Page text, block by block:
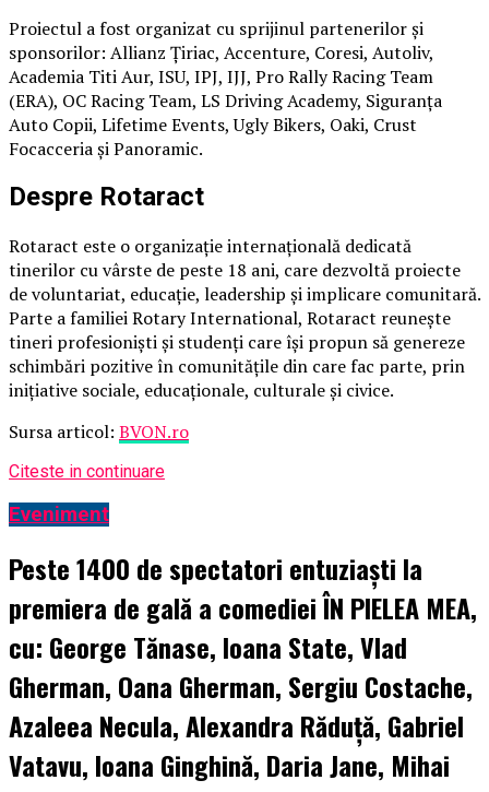
Proiectul a fost organizat cu sprijinul partenerilor și
sponsorilor: Allianz Țiriac, Accenture, Coresi, Autoliv,
Academia Titi Aur, ISU, IPJ, IJJ, Pro Rally Racing Team
(ERA), OC Racing Team, LS Driving Academy, Siguranța
Auto Copii, Lifetime Events, Ugly Bikers, Oaki, Crust
Focacceria și Panoramic.
Despre Rotaract
Rotaract este o organizație internațională dedicată
tinerilor cu vârste de peste 18 ani, care dezvoltă proiecte
de voluntariat, educație, leadership și implicare comunitară.
Parte a familiei Rotary International, Rotaract reunește
tineri profesioniști și studenți care își propun să genereze
schimbări pozitive în comunitățile din care fac parte, prin
inițiative sociale, educaționale, culturale și civice.
Sursa articol: BVON.ro
Citeste in continuare
Eveniment
Peste 1400 de spectatori entuziaști la
premiera de gală a comediei ÎN PIELEA MEA,
cu: George Tănase, Ioana State, Vlad
Gherman, Oana Gherman, Sergiu Costache,
Azaleea Necula, Alexandra Răduță, Gabriel
Vatavu, Ioana Ginghină, Daria Jane, Mihai